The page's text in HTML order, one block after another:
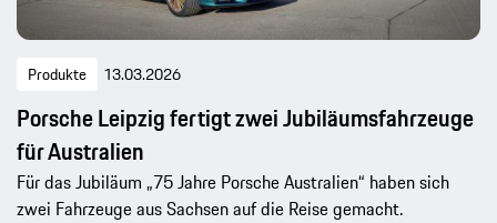
Produkte 13.03.2026
Porsche Leipzig fertigt zwei Jubiläumsfahrzeuge
für Australien
Für das Jubiläum „75 Jahre Porsche Australien“ haben sich
zwei Fahrzeuge aus Sachsen auf die Reise gemacht.